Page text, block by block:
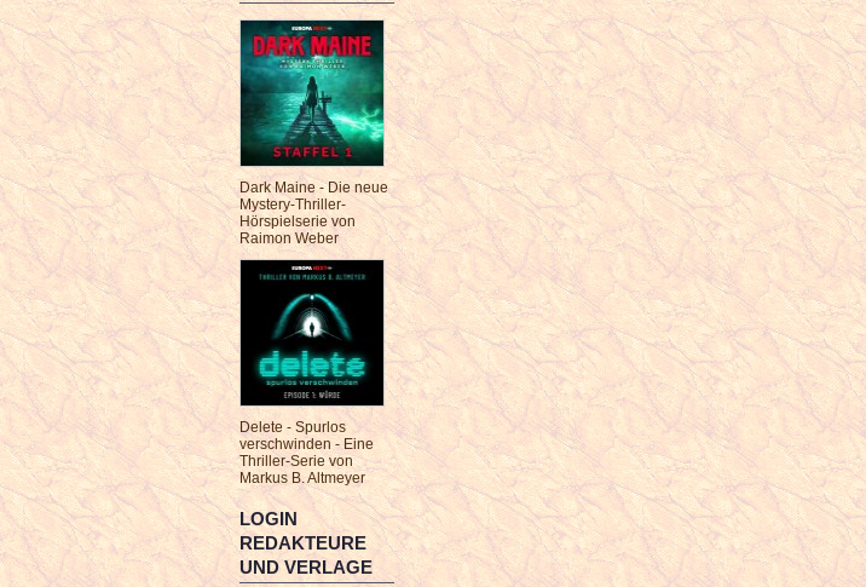
Dark Maine - Die neue
Mystery-Thriller-
Hörspielserie von
Raimon Weber
Delete - Spurlos
verschwinden - Eine
Thriller-Serie von
Markus B. Altmeyer
LOGIN
REDAKTEURE
UND VERLAGE